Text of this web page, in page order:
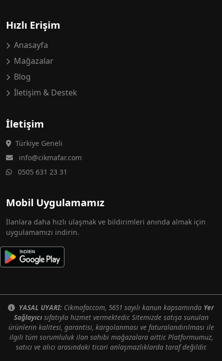
Hızlı Erişim
Anasayfa
Mağazalar
Blog
İletişim & Destek
İletişim
Türkiye Geneli
info@cikmafar.com
0505 631 23 31
Mobil Uygulamamız
İlanlara daha hızlı ulaşmak ve bildirimleri anında almak için
uygulamamızı indirin.
YASAL UYARI: Cikmafar.com, 5651 sayılı kanun kapsamında Yer
Sağlayıcısıfatıyla hizmet vermektedir. Sitemizde satışa sunulan
ürünlerin kalitesi, garantisi, kargolanması ve faturalandırılması ile
ilgili tüm sorumluluk ilan sahibi mağazalara aittir. Platformumuz,
satıcı ve alıcı arasındaki ticari anlaşmazlıklarda taraf değildir.